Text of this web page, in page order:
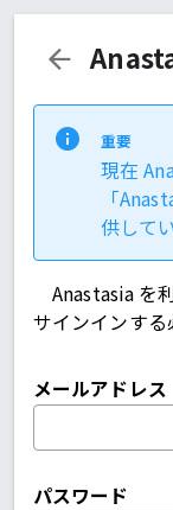
重要
現在
「
供して
Anastasia を
サインインする
メールアドレス
パスワード